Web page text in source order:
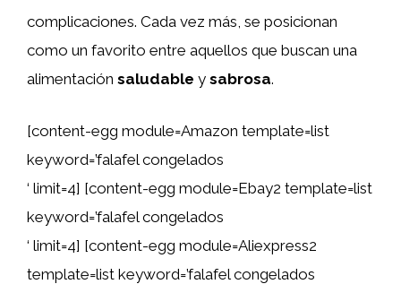
complicaciones. Cada vez más, se posicionan
como un favorito entre aquellos que buscan una
alimentación saludable y sabrosa.
[content-egg module=Amazon template=list
keyword=’falafel congelados
‘ limit=4] [content-egg module=Ebay2 template=list
keyword=’falafel congelados
‘ limit=4] [content-egg module=Aliexpress2
template=list keyword=’falafel congelados